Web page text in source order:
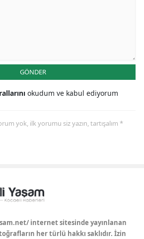
GÖNDER
okudum ve kabul ediyorum
yok, ilk yorumu siz yazın, tartışalım *
internet sitesinde yayınlanan
her türlü hakkı saklıdır. İzin